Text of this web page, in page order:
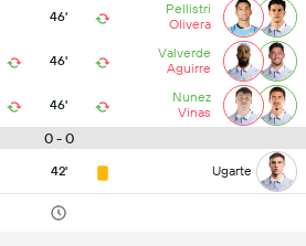
46'
Pellistri
Olivera
46'
Valverde
Aguirre
46'
Nunez
Vinas
0 - 0
42' Ugarte